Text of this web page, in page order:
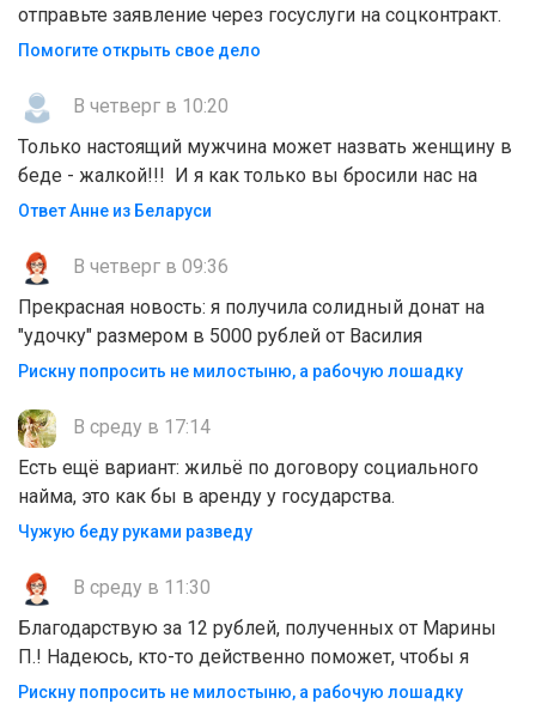
отправьте заявление через госуслуги на соцконтракт.
Помогите открыть свое дело
В четверг в 10:20
Только настоящий мужчина может назвать женщину в
беде - жалкой!!! И я как только вы бросили нас на
Ответ Анне из Беларуси
В четверг в 09:36
Прекрасная новость: я получила солидный донат на
"удочку" размером в 5000 рублей от Василия
Рискну попросить не милостыню, а рабочую лошадку
В среду в 17:14
Есть ещё вариант: жильё по договору социального
найма, это как бы в аренду у государства.
Чужую беду руками разведу
В среду в 11:30
Благодарствую за 12 рублей, полученных от Марины
П.! Надеюсь, кто-то действенно поможет, чтобы я
Рискну попросить не милостыню, а рабочую лошадку